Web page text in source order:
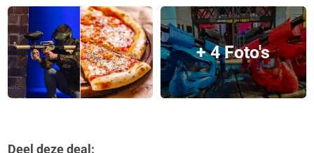
+ 4 Foto's
Deel deze deal: